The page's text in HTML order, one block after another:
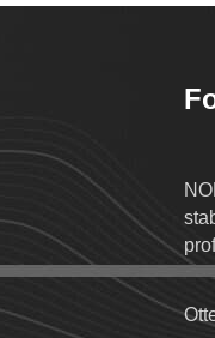
e